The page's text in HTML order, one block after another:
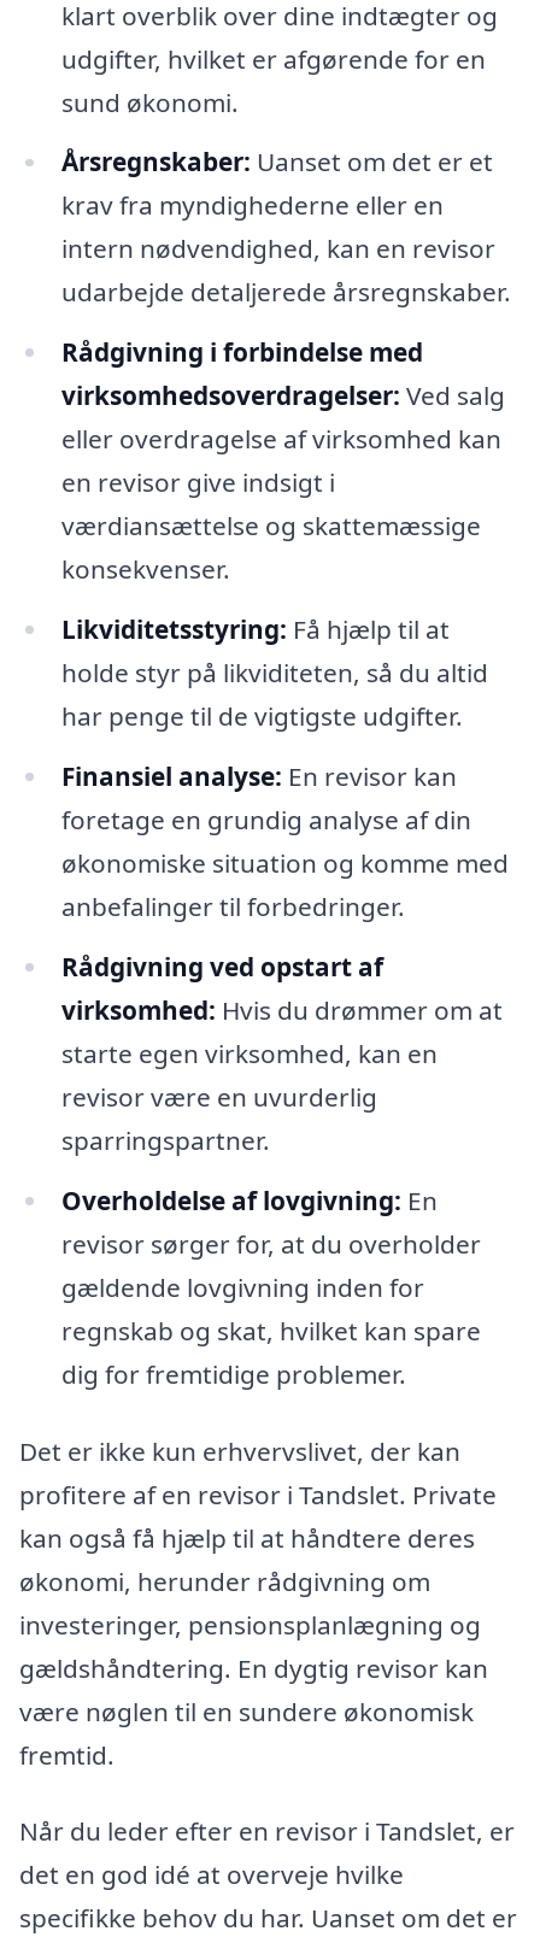
klart overblik over dine indtægter og
udgifter, hvilket er afgørende for en
sund økonomi.
Årsregnskaber: Uanset om det er et
krav fra myndighederne eller en
intern nødvendighed, kan en revisor
udarbejde detaljerede årsregnskaber.
Rådgivning i forbindelse med
virksomhedsoverdragelser: Ved salg
eller overdragelse af virksomhed kan
en revisor give indsigt i
værdiansættelse og skattemæssige
konsekvenser.
Likviditetsstyring: Få hjælp til at
holde styr på likviditeten, så du altid
har penge til de vigtigste udgifter.
Finansiel analyse: En revisor kan
foretage en grundig analyse af din
økonomiske situation og komme med
anbefalinger til forbedringer.
Rådgivning ved opstart af
virksomhed: Hvis du drømmer om at
starte egen virksomhed, kan en
revisor være en uvurderlig
sparringspartner.
Overholdelse af lovgivning: En
revisor sørger for, at du overholder
gældende lovgivning inden for
regnskab og skat, hvilket kan spare
dig for fremtidige problemer.
Det er ikke kun erhvervslivet, der kan
profitere af en revisor i Tandslet. Private
kan også få hjælp til at håndtere deres
økonomi, herunder rådgivning om
investeringer, pensionsplanlægning og
gældshåndtering. En dygtig revisor kan
være nøglen til en sundere økonomisk
fremtid.
Når du leder efter en revisor i Tandslet, er
det en god idé at overveje hvilke
specifikke behov du har. Uanset om det er